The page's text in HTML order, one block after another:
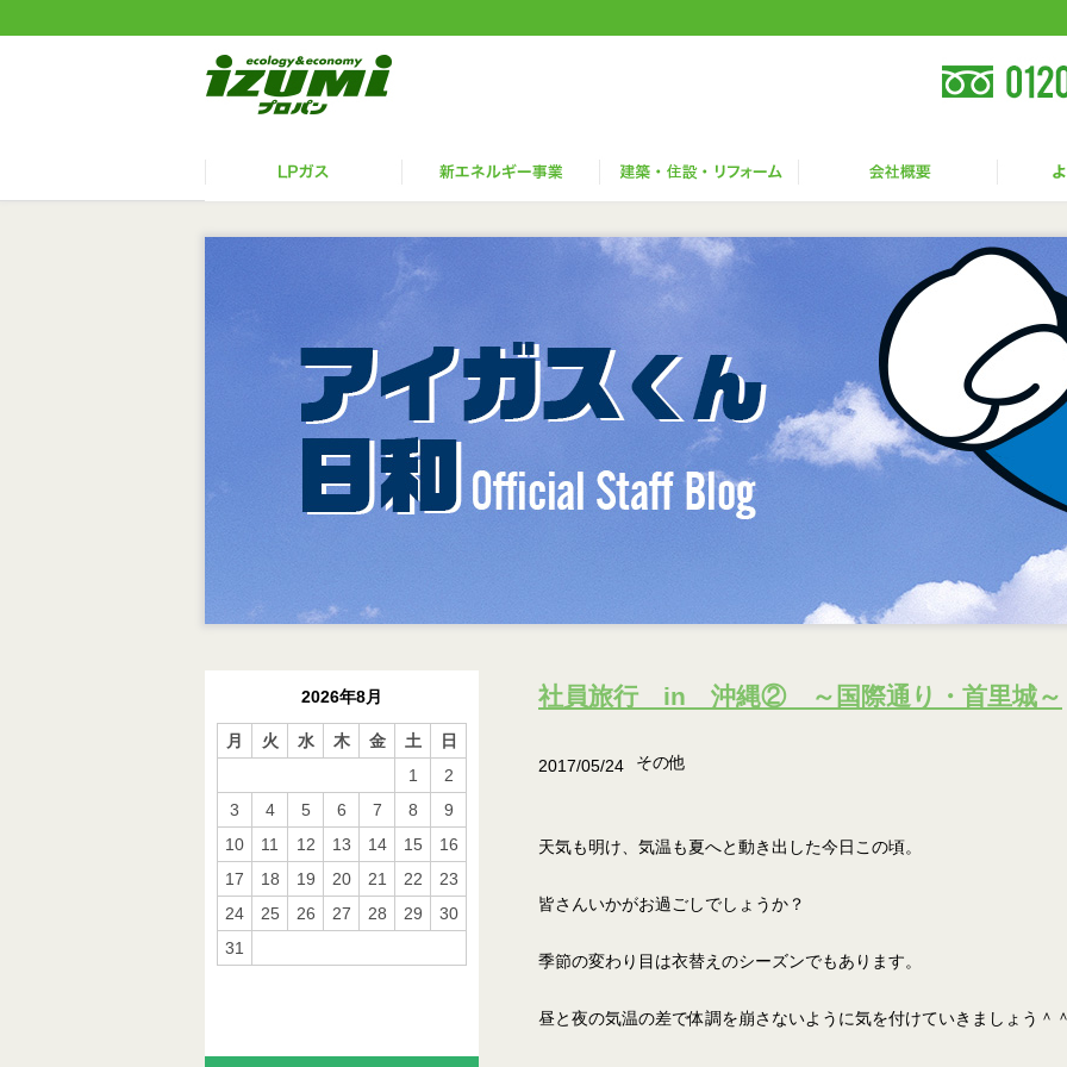
社員旅行 in 沖縄② ～国際通り・首里城～
2017/05/24 その他
天気も明け、気温も夏へと動き出した今日この頃。
皆さんいかがお過ごしでしょうか？
季節の変わり目は衣替えのシーズンでもあります。
昼と夜の気温の差で体調を崩さないように気を付けていきましょう＾
2026年8月
月 火 水 木 金 土
日
1
2
3
4 5 6 7 8
9
10
11 12 13 14 15
16
17
18 19 20 21 22
23
24
25 26 27 28 29
30
31